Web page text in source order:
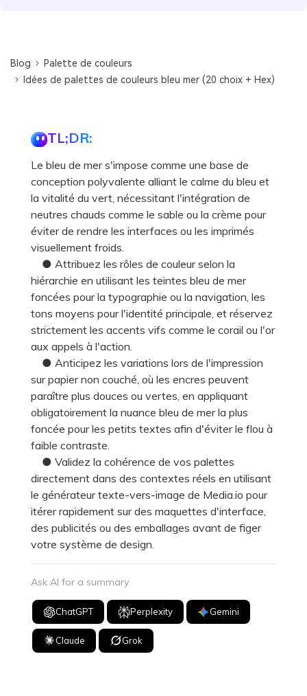
Blog
Palette de couleurs
Idées de palettes de couleurs bleu mer (20 choix + Hex)
TL;DR:
Le bleu de mer s'impose comme une base de
conception polyvalente alliant le calme du bleu et
la vitalité du vert, nécessitant l'intégration de
neutres chauds comme le sable ou la crème pour
éviter de rendre les interfaces ou les imprimés
visuellement froids.
● Attribuez les rôles de couleur selon la
hiérarchie en utilisant les teintes bleu de mer
foncées pour la typographie ou la navigation, les
tons moyens pour l'identité principale, et réservez
strictement les accents vifs comme le corail ou l'or
aux appels à l'action.
● Anticipez les variations lors de l'impression
sur papier non couché, où les encres peuvent
paraître plus douces ou vertes, en appliquant
obligatoirement la nuance bleu de mer la plus
foncée pour les petits textes afin d'éviter le flou à
faible contraste.
● Validez la cohérence de vos palettes
directement dans des contextes réels en utilisant
le générateur texte-vers-image de Media.io pour
itérer rapidement sur des maquettes d'interface,
des publicités ou des emballages avant de figer
votre système de design.
Ask AI for a summary
ChatGPT Perplexity Gemini
Claude Grok